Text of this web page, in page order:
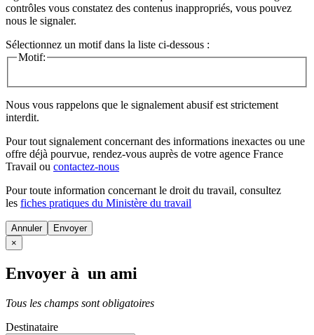
contrôles vous constatez des contenus inappropriés, vous pouvez
nous le signaler.
Sélectionnez un motif dans la liste ci-dessous :
Motif:
Nous vous rappelons que le signalement abusif est strictement
interdit.
Pour tout signalement concernant des informations inexactes ou une
offre déjà pourvue, rendez-vous auprès de votre agence France
Travail ou contactez-nous
Pour toute information concernant le droit du travail, consultez
les fiches pratiques du Ministère du travail
Annuler
×
Envoyer à un ami
Tous les champs sont obligatoires
Destinataire